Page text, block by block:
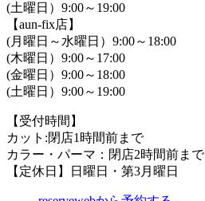
(土曜日）9:00～19:00
【aun-fix店】
(月曜日～水曜日）9:00～18:00
(木曜日）9:00～17:00
(金曜日）9:00～18:00
(土曜日）9:00～19:00
【受付時間】
カット:閉店1時間前まで
カラー・パーマ：閉店2時間前まで
【定休日】日曜日・第3月曜日